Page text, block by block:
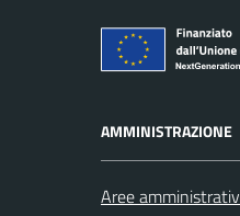
AMMINISTRAZIONE
Aree